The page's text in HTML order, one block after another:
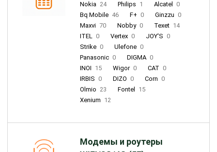
Nokia 24 Philips 1 Alcatel
0
Bq Mobile 46 F+ 0 Ginzzu 0
Maxvi 70 Nobby 0 Texet 14
ITEL 0 Vertex 0 JOY'S 0
Strike 0 Ulefone 0
Panasonic 0 DIGMA 0
INOI 15 Wigor 0 CAT 0
IRBIS 0 DIZO 0 Corn 0
Olmio 23 Fontel
15
Xenium 12
Модемы и роутеры